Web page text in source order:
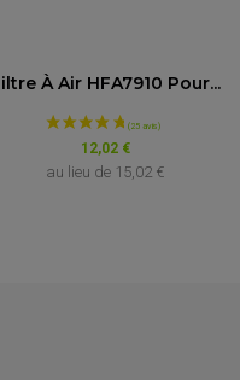
À Air HFA7910 Pour...
12,02 €
au lieu de 15,02 €